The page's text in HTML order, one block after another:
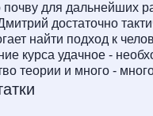
почву для дальнейших
достаточно
найти подход к
курса удачное -
теории и много -